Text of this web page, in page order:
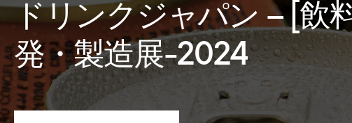
ドリンクジャパン – [飲
発・製造展-2024